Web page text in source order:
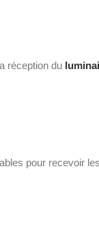
réception du
pour recevoir